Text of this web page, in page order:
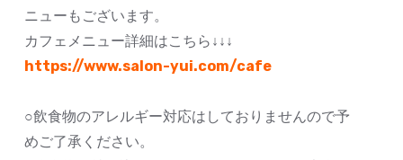
ニューもございます。
カフェメニュー詳細はこちら↓↓↓
https://www.salon-yui.com/cafe
○飲食物のアレルギー対応はしておりませんので予
めご了承ください。